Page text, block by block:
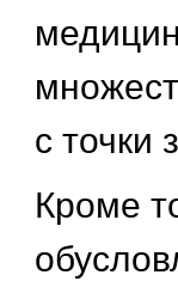
с точки
Кроме